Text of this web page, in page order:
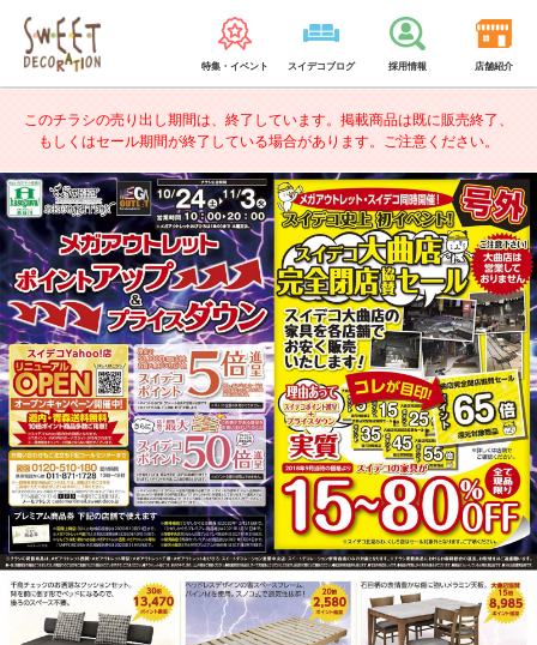
特集・イベント スイデコブログ 採用情報 店舗紹介
このチラシの売り出し期間は、終了しています。 掲載商品は既に販売終了、
もしくはセール期間が終了している場合があります。ご注意ください。